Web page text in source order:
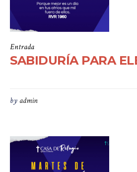
Entrada
SABIDURÍA PARA
by admin